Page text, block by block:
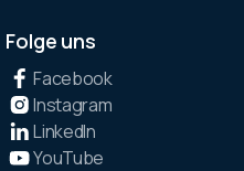
Folge uns
Facebook
Instagram
LinkedIn
YouTube